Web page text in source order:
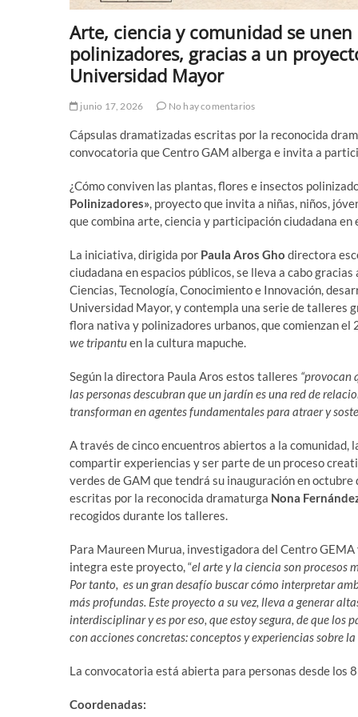
Arte, ciencia y comunidad se
polinizadores, gracias a un
Universidad Mayor
junio 17, 2026 No hay comentarios
Cápsulas dramatizadas escritas por la reconocida
convocatoria que Centro GAM alberga e invita a
¿Cómo conviven las plantas, flores e insectos
Polinizadores», proyecto que invita a niñas, niños,
que combina arte, ciencia y participación ciudadana
La iniciativa, dirigida por Paula Aros Gho directora
ciudadana en espacios públicos, se lleva a cabo
Ciencias, Tecnología, Conocimiento e Innovación,
Universidad Mayor, y contempla una serie de talleres
flora nativa y polinizadores urbanos, que comienzan el
we tripantuen la cultura mapuche.
Según la directora Paula Aros estos talleres “provocan
las personas descubran que un jardín es una red de
transforman en agentes fundamentales para atraer y
A través de cinco encuentros abiertos a la
compartir experiencias y ser parte de un proceso
verdes de GAM que tendrá su inauguración en
escritas por la reconocida dramaturga Nona
recogidos durante los talleres.
Para Maureen Murua, investigadora del Centro
integra este proyecto, “el arte y la ciencia son procesos
Por tanto, es un gran desafío buscar cómo interpretar
más profundas. Este proyecto a su vez, lleva a generar
interdisciplinar y es por eso, que estoy segura, de que
con acciones concretas: conceptos y experiencias sobre
La convocatoria está abierta para personas desde los
Coordenadas: